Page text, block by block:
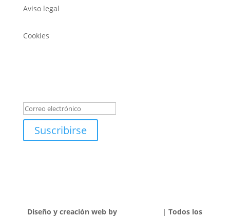
Aviso legal
Cookies
Suscribirse
Diseño y creación web by
| Todos los